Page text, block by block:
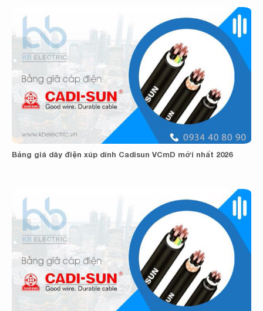
Bảng giá dây điện xúp dính Cadisun VCmD mới nhất 2026